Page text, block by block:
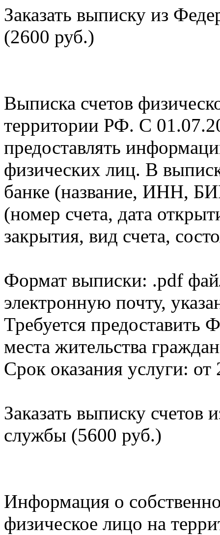
Заказать выписку из
(2600 руб.)
Выписка счетов
территории РФ. С
предоставлять
физических лиц. В
банке (название, ИНН,
(номер счета, дата
закрытия, вид счета,
Формат выписки: .pdf
электронную почту,
Требуется
места жительства
Срок оказания услуги: от
Заказать выписку счетов
службы (5600 руб.)
Информация о
физическое лицо на